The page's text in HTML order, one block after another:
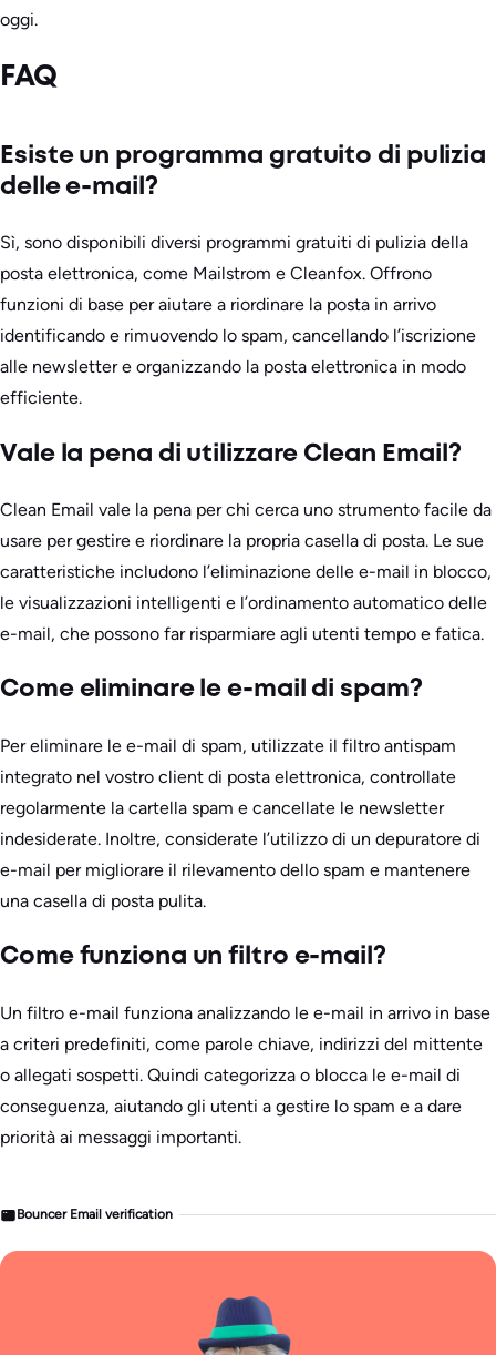
oggi.
FAQ
Esiste un programma gratuito di pulizia
delle e-mail?
Sì, sono disponibili diversi programmi gratuiti di pulizia della
posta elettronica, come Mailstrom e Cleanfox. Offrono
funzioni di base per aiutare a riordinare la posta in arrivo
identificando e rimuovendo lo spam, cancellando l’iscrizione
alle newsletter e organizzando la posta elettronica in modo
efficiente.
Vale la pena di utilizzare Clean Email?
Clean Email vale la pena per chi cerca uno strumento facile da
usare per gestire e riordinare la propria casella di posta. Le sue
caratteristiche includono l’eliminazione delle e-mail in blocco,
le visualizzazioni intelligenti e l’ordinamento automatico delle
e-mail, che possono far risparmiare agli utenti tempo e fatica.
Come eliminare le e-mail di spam?
Per eliminare le e-mail di spam, utilizzate il filtro antispam
integrato nel vostro client di posta elettronica, controllate
regolarmente la cartella spam e cancellate le newsletter
indesiderate. Inoltre, considerate l’utilizzo di un depuratore di
e-mail per migliorare il rilevamento dello spam e mantenere
una casella di posta pulita.
Come funziona un filtro e-mail?
Un filtro e-mail funziona analizzando le e-mail in arrivo in base
a criteri predefiniti, come parole chiave, indirizzi del mittente
o allegati sospetti. Quindi categorizza o blocca le e-mail di
conseguenza, aiutando gli utenti a gestire lo spam e a dare
priorità ai messaggi importanti.
Bouncer Email verification